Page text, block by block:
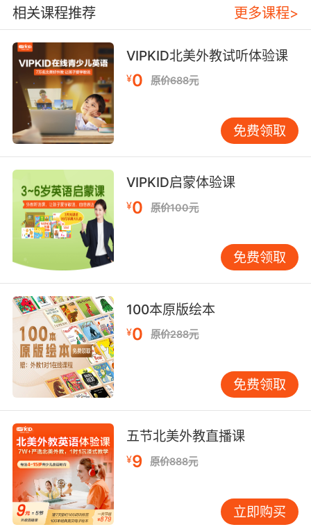
标：化“大山”为“小石阶” 面对厚重的课本和大量
的生词，孩子容易望而却步。将大任务分解为每
日可达成的小目标至关重要。例如，与其要求“背
下整个单元单词”，不如设定“今天掌握这5个核心
词”。完成小目标后及时给予肯定，能持续积累正
向反馈和学习动力。可以共同制定一份简单的每
周学习计划，将预习、朗读、练习、复习和趣味
输入合理分配。 3.活化语言：让英语融入生活 许
多孩子觉得英语枯燥，是因为它被孤立为一门“学
科”。尝试让英语变得“有用”和“有趣”。在日常生
活中自然使用简单句；鼓励孩子用英语描述喜欢
的物品或当日趣事。结合孩子的兴趣点，如听英
文歌学歌词、看原版动画、阅读趣味短篇，都能
在无形中增强语感。 4.优化方法：适应初中学习
节奏 初中学习更需策略。“死记硬背”效果有限，
需建立更高效的学习习惯。 •重视预习：每天花
10分钟浏览新课，标出生词，尝试朗读，能极大
提升课堂听讲效率。 •善用工具：指导孩子使用
词典自主查词，理解例句，培养独立解决问题的
能力。 •建立错题本：整理作业和考试中的错
误，不仅要订正答案，更要分析原因——是词
汇、语法还是理解问题？定期回顾能有效避免重
复犯错。 家长的角色：成为支持者 家长的支持方
式直接影响孩子的学习心态。请记住，您的角色
是“支持者”而非“监工”。 •营造安全的学习氛围：
在孩子尝试表达时，优先鼓励开口的勇气，不必
急于纠正每一个小错误。接纳是进步的开始。 •
做孩子的“学伴”或“学生”：如果您有基础，可以一
起学习讨论；如果您不熟悉英语，可以诚恳地请
相关课程推荐 更多课程>
VIPKID北美外教试听体验课
¥0 原价688元
免费领取
VIPKID启蒙体验课
¥0 原价100元
免费领取
100本原版绘本
¥0 原价288元
免费领取
五节北美外教直播课
¥9 原价888元
立即购买